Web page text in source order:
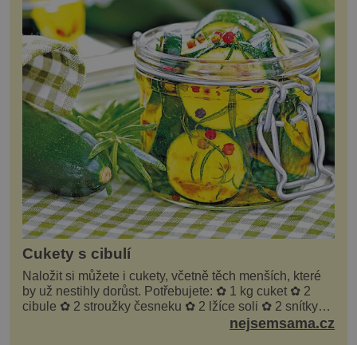
Cukety s cibulí
Naložit si můžete i cukety, včetně těch menších, které
by už nestihly dorůst. Potřebujete: ✿ 1 kg cuket ✿ 2
cibule ✿ 2 stroužky česneku ✿ 2 lžíce soli ✿ 2 snítky
kopru ✿ hrst petrželky Nálev: ✿ 400 m...nejsemsama.cz